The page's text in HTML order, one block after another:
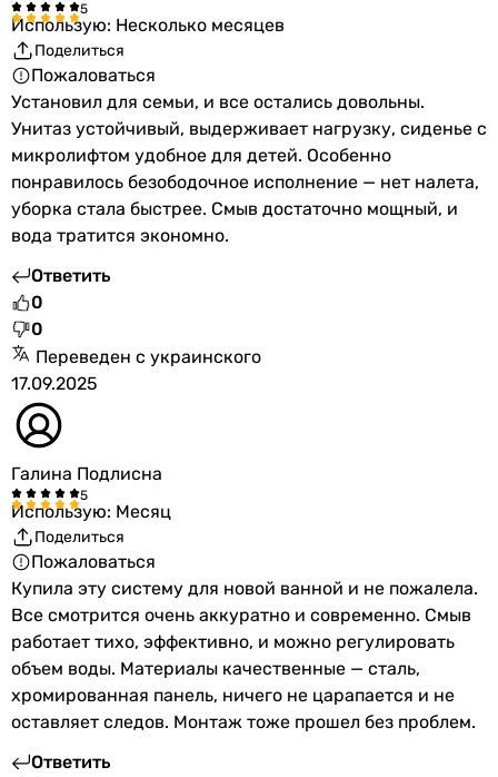
Использую: Несколько месяцев
Поделиться
Пожаловаться
Установил для семьи, и все остались довольны.
Унитаз устойчивый, выдерживает нагрузку, сиденье с
микролифтом удобное для детей. Особенно
понравилось безободочное исполнение — нет налета,
уборка стала быстрее. Смыв достаточно мощный, и
вода тратится экономно.
Ответить
0
0
Переведен с украинского
17.09.2025
Галина Подлисна
Использую: Месяц
Поделиться
Пожаловаться
Купила эту систему для новой ванной и не пожалела.
Все смотрится очень аккуратно и современно. Смыв
работает тихо, эффективно, и можно регулировать
объем воды. Материалы качественные — сталь,
хромированная панель, ничего не царапается и не
оставляет следов. Монтаж тоже прошел без проблем.
Ответить